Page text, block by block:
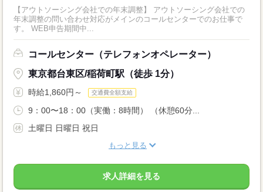
【アウトソーシング会社での年末調整】 アウトソーシング会社での
年末調整の問い合わせ対応がメインのコールセンターでのお仕事で
す。 WEB申告期間中...
コールセンター（テレフォンオペレーター）
東京都台東区/稲荷町駅（徒歩 1分）
時給1,860円～ 交通費全額支給
9：00〜18：00（実働：8時間） （休憩60分...
土曜日 日曜日 祝日
もっと見る
求人詳細を見る